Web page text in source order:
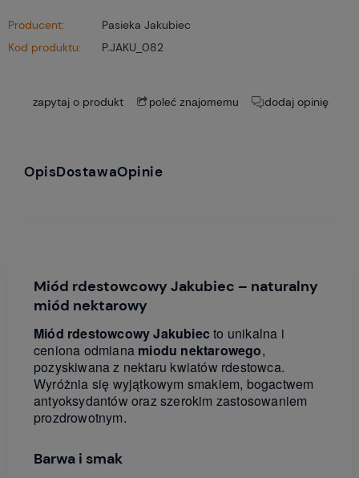
Producent:
Pasieka Jakubiec
Kod produktu:
P.JAKU_082
zapytaj o produkt poleć znajomemu dodaj opinię
OpisDostawaOpinie
Miód rdestowcowy Jakubiec – naturalny
miód nektarowy
Miód rdestowcowy Jakubiec to unikalna i
ceniona odmiana miodu nektarowego,
pozyskiwana z nektaru kwiatów rdestowca.
Wyróżnia się wyjątkowym smakiem, bogactwem
antyoksydantów oraz szerokim zastosowaniem
prozdrowotnym.
Barwa i smak